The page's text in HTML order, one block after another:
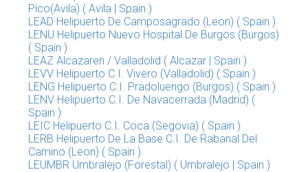
Pico(Avila) ( Avila | Spain )
LEAD Helipuerto De Camposagrado (Leon) ( Spain )
LENU Helipuerto Nuevo Hospital De Burgos (Burgos)
( Spain )
LEAZ Alcazaren / Valladolid ( Alcazar | Spain )
LEVV Helipuerto C.I. Vivero (Valladolid) ( Spain )
LENG Helipuerto C.I. Pradoluengo (Burgos) ( Spain )
LENV Helipuerto C.I. De Navacerrada (Madrid) (
Spain )
LEIC Helipuerto C.I. Coca (Segovia) ( Spain )
LERB Helipuerto De La Base C.I. De Rabanal Del
Camino (Leon) ( Spain )
LEUMBR Umbralejo (Forestal) ( Umbralejo | Spain )